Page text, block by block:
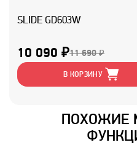
SLIDE GD603W
10 090 ₽11 690 ₽
В КОРЗИНУ
ПОХОЖИЕ